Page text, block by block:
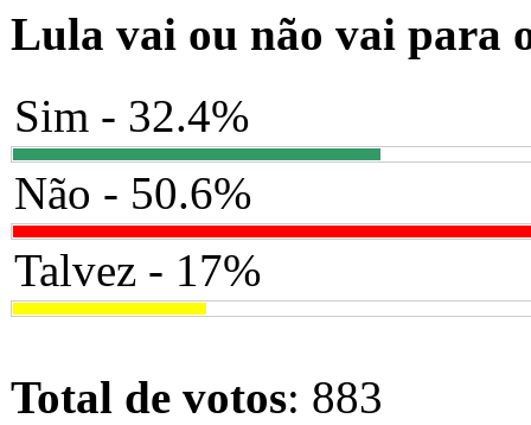
Lula vai ou não vai para
Sim - 32.4%
Não - 50.6%
Talvez - 17%
Total de votos: 883